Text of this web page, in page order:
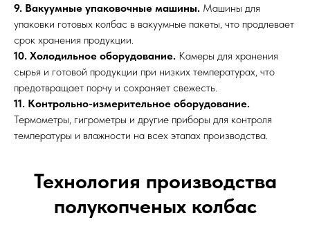
9. Вакуумные упаковочные машины. Машины для
упаковки готовых колбас в вакуумные пакеты, что продлевает
срок хранения продукции.
10. Холодильное оборудование. Камеры для хранения
сырья и готовой продукции при низких температурах, что
предотвращает порчу и сохраняет свежесть.
11. Контрольно-измерительное оборудование.
Термометры, гигрометры и другие приборы для контроля
температуры и влажности на всех этапах производства.
Технология производства
полукопченых колбас